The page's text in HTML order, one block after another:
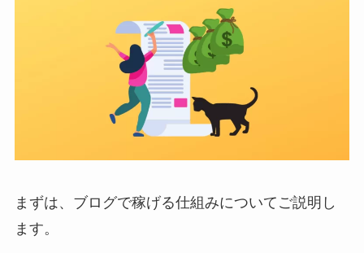
まずは、ブログで稼げる仕組みについてご説明し
ます。